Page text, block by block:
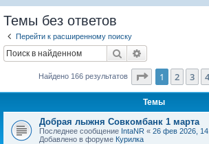
Темы без ответов
Перейти к расширенному поиску
Поиск
Найдено 166 результатов Страница
1 2 3 4
Темы
Добрая лыжня Совкомбанк 1 марта
Последнее сообщение IntaNR « 26 фев 2026,
Добавлено в форуме Курилка